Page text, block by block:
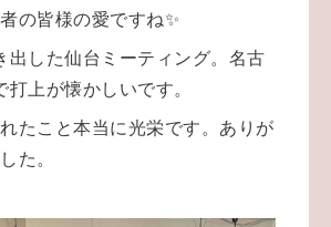
の皆様の愛ですね✨
出した仙台ミーティング。名古
打上が懐かしいです。
たこと本当に光栄です。ありが
た。